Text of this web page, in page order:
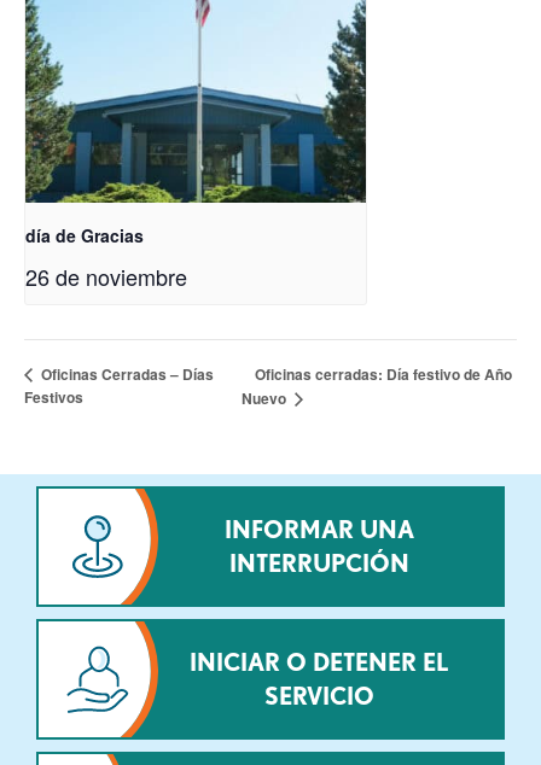
día de Gracias
26 de noviembre
Oficinas Cerradas – Días
Festivos
Oficinas cerradas: Día festivo de Año
Nuevo
INFORMAR UNA
INTERRUPCIÓN
INICIAR O DETENER EL
SERVICIO